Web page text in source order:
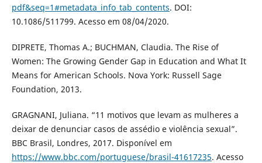
pdf&seq=1#metadata_info_tab_contents. DOI:
10.1086/511799. Acesso em 08/04/2020.
DIPRETE, Thomas A.; BUCHMAN, Claudia. The Rise of
Women: The Growing Gender Gap in Education and What It
Means for American Schools. Nova York: Russell Sage
Foundation, 2013.
GRAGNANI, Juliana. “11 motivos que levam as mulheres a
deixar de denunciar casos de assédio e violência sexual”.
BBC Brasil, Londres, 2017. Disponível em
https://www.bbc.com/portuguese/brasil-41617235. Acesso